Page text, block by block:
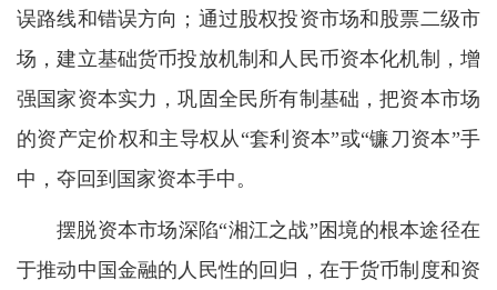
误路线和错误方向；通过股权投资市场和股票二级市
场，建立基础货币投放机制和人民币资本化机制，增
强国家资本实力，巩固全民所有制基础，把资本市场
的资产定价权和主导权从“套利资本”或“镰刀资本”手
中，夺回到国家资本手中。
摆脱资本市场深陷“湘江之战”困境的根本途径在
于推动中国金融的人民性的回归，在于货币制度和资